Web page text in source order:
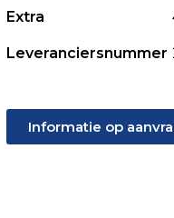
Extra
Leveranciersnummer
Informatie op